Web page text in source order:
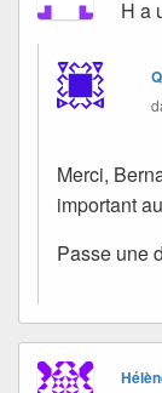
H a
Merci,
important
Passe une